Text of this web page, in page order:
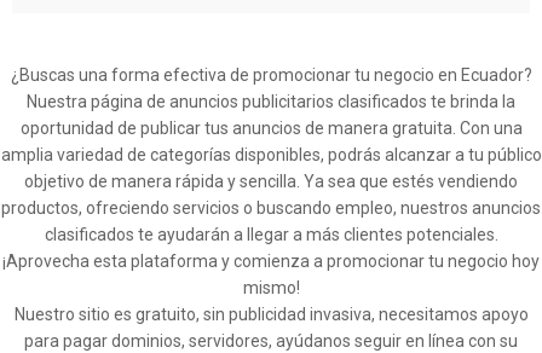
¿Buscas una forma efectiva de promocionar tu negocio en Ecuador?
Nuestra página de anuncios publicitarios clasificados te brinda la
oportunidad de publicar tus anuncios de manera gratuita. Con una
amplia variedad de categorías disponibles, podrás alcanzar a tu público
objetivo de manera rápida y sencilla. Ya sea que estés vendiendo
productos, ofreciendo servicios o buscando empleo, nuestros anuncios
clasificados te ayudarán a llegar a más clientes potenciales.
¡Aprovecha esta plataforma y comienza a promocionar tu negocio hoy
mismo!
Nuestro sitio es gratuito, sin publicidad invasiva, necesitamos apoyo
para pagar dominios, servidores, ayúdanos seguir en línea con su